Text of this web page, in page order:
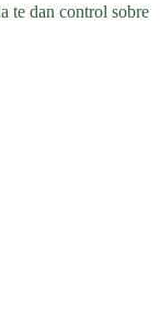
te dan control sobre